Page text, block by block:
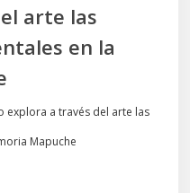
arte las
en la
explora a través del arte las
Mapuche